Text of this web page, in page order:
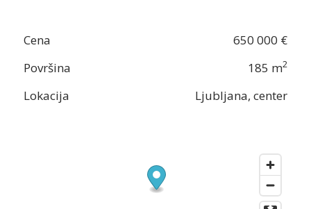
Cena
650 000 €
Površina
185 m2
Lokacija Ljubljana, center